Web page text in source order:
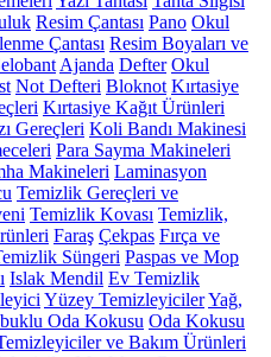
Resim Çantası Pano Okul
Çantası Resim Boyaları ve
Ajanda Defter Okul
Not Defteri Bloknot Kırtasiye
Kırtasiye Kağıt Ürünleri
Gereçleri Koli Bandı Makinesi
Para Sayma Makineleri
Makineleri Laminasyon
Temizlik Gereçleri ve
Temizlik Kovası Temizlik,
Faraş Çekpas Fırça ve
Süngeri Paspas ve Mop
Islak Mendil Ev Temizlik
Yüzey TemizleyicilerYağ,
Oda Kokusu Oda Kokusu
ve Bakım Ürünleri